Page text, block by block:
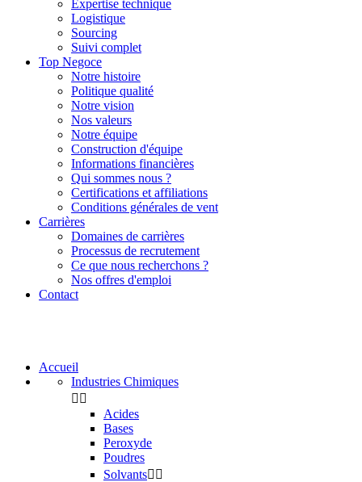
Expertise technique
Logistique
Sourcing
Suivi complet
Top Negoce
Notre histoire
Politique qualité
Notre vision
Nos valeurs
Notre équipe
Construction d'équipe
Informations financières
Qui sommes nous ?
Certifications et affiliations
Conditions générales de vent
Carrières
Domaines de carrières
Processus de recrutement
Ce que nous recherchons ?
Nos offres d'emploi
Contact
Accueil
Industries Chimiques
 
Acides
Bases
Peroxyde
Poudres
Solvants 